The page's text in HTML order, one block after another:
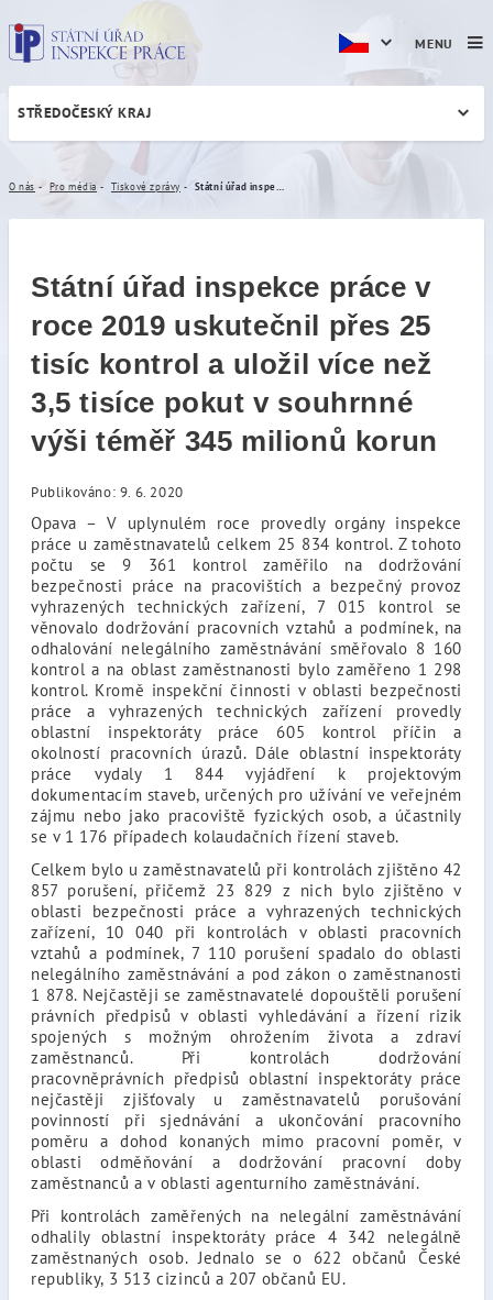
Státní úřad inspekce práce
STŘEDOČESKÝ KRAJ
O nás Pro média Tiskové zprávy
Státní úřad inspekce práce v
roce 2019 uskutečnil přes 25
tisíc kontrol a uložil více než
3,5 tisíce pokut v souhrnné
výši téměř 345 milionů korun
Publikováno: 9. 6. 2020
Opava – V uplynulém roce provedly orgány inspekce
práce u zaměstnavatelů celkem 25 834 kontrol. Z tohoto
počtu se 9 361 kontrol zaměřilo na dodržování
bezpečnosti práce na pracovištích a bezpečný provoz
vyhrazených technických zařízení, 7 015 kontrol se
věnovalo dodržování pracovních vztahů a podmínek, na
odhalování nelegálního zaměstnávání směřovalo 8 160
kontrol a na oblast zaměstnanosti bylo zaměřeno 1 298
kontrol. Kromě inspekční činnosti v oblasti bezpečnosti
práce a vyhrazených technických zařízení provedly
oblastní inspektoráty práce 605 kontrol příčin a
okolností pracovních úrazů. Dále oblastní inspektoráty
práce vydaly 1 844 vyjádření k projektovým
dokumentacím staveb, určených pro užívání ve veřejném
zájmu nebo jako pracoviště fyzických osob, a účastnily
se v 1 176 případech kolaudačních řízení staveb.
Celkem bylo u zaměstnavatelů při kontrolách zjištěno 42
857 porušení, přičemž 23 829 z nich bylo zjištěno v
oblasti bezpečnosti práce a vyhrazených technických
zařízení, 10 040 při kontrolách v oblasti pracovních
vztahů a podmínek, 7 110 porušení spadalo do oblasti
nelegálního zaměstnávání a pod zákon o zaměstnanosti
1 878. Nejčastěji se zaměstnavatelé dopouštěli porušení
právních předpisů v oblasti vyhledávání a řízení rizik
spojených s možným ohrožením života a zdraví
zaměstnanců. Při kontrolách dodržování
pracovněprávních předpisů oblastní inspektoráty práce
nejčastěji zjišťovaly u zaměstnavatelů porušování
povinností při sjednávání a ukončování pracovního
poměru a dohod konaných mimo pracovní poměr, v
oblasti odměňování a dodržování pracovní doby
zaměstnanců a v oblasti agenturního zaměstnávání.
Při kontrolách zaměřených na nelegální zaměstnávání
odhalily oblastní inspektoráty práce 4 342 nelegálně
zaměstnaných osob. Jednalo se o 622 občanů České
republiky, 3 513 cizinců a 207 občanů EU.
MENU